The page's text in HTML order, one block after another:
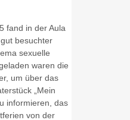
fand in der Aula
besuchter
sexuelle
waren die
um über das
„Mein
informieren, das
von der